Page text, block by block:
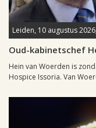
Leiden, 10 augustus
Oud-kabinetschef
Hein van Woerden is
Hospice Issoria. Van